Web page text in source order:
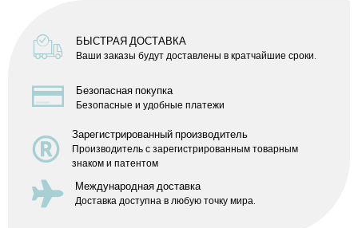
БЫСТРАЯ ДОСТАВКА
Ваши заказы будут доставлены в кратчайшие сроки.
Безопасная покупка
Безопасные и удобные платежи
Зарегистрированный производитель
Производитель с зарегистрированным товарным
знаком и патентом
Международная доставка
Доставка доступна в любую точку мира.